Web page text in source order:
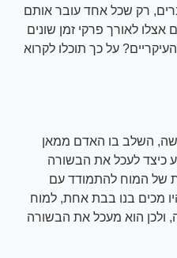
רק שכל אחד עובר אותם
לאורך פרקי זמן שונים
על כך תוכלו לקרוא
השלב בו האדם ממאן
כיצד לעכל את הבשורה
של המוח להתמודד עם
מכים בנו בבת אחת, למוח
ולכן הוא מעכל את הבשורה